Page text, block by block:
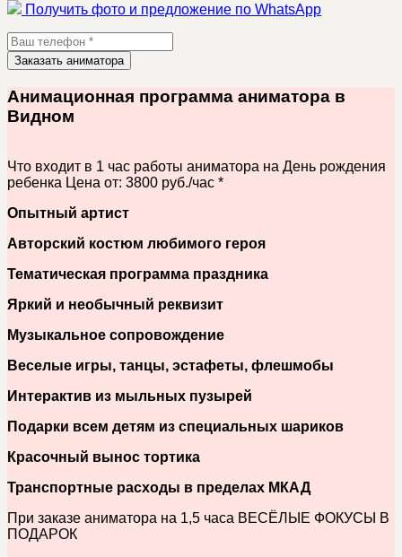
Получить фото и предложение по WhatsApp
Заказать аниматора
Анимационная программа аниматора в
Видном
Что входит в 1 час работы аниматора на День рождения
ребенка Цена от: 3800 руб./час *
Опытный артист
Авторский костюм любимого героя
Тематическая программа праздника
Яркий и необычный реквизит
Музыкальное сопровождение
Веселые игры, танцы, эстафеты, флешмобы
Интерактив из мыльных пузырей
Подарки всем детям из специальных шариков
Красочный вынос тортика
Транспортные расходы в пределах МКАД
При заказе аниматора на 1,5 часа ВЕСЁЛЫЕ ФОКУСЫ В
ПОДАРОК